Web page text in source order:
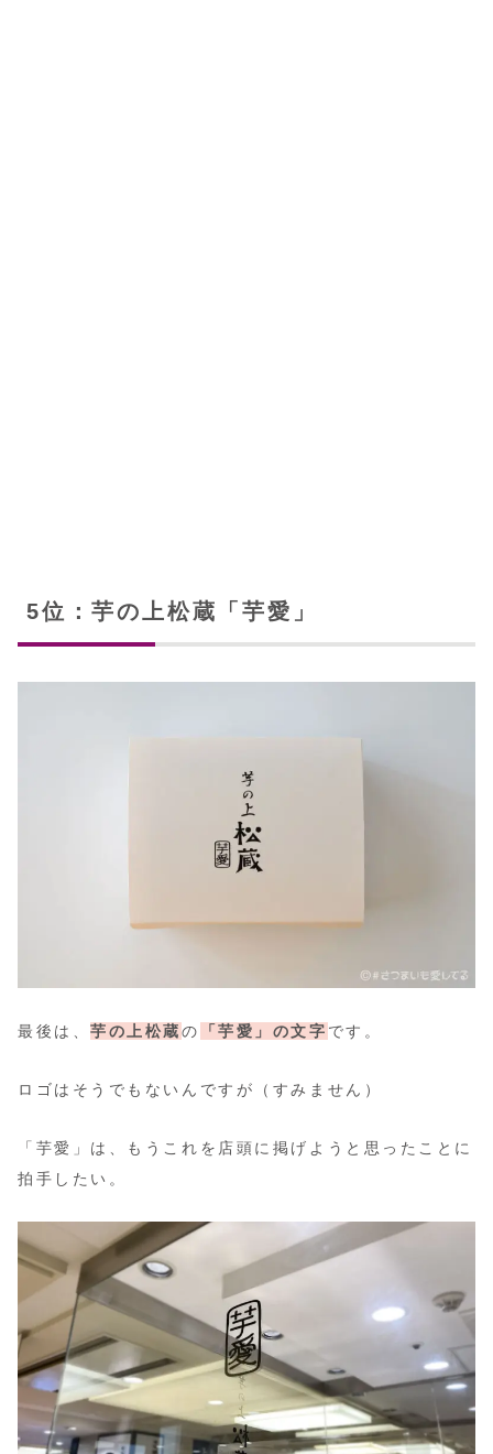
5位：芋の上松蔵「芋愛」
最後は、芋の上松蔵の 「芋愛」の文字 です。
ロゴはそうでもないんですが（すみません）
「芋愛」は、もうこれを店頭に掲げようと思ったことに
拍手したい。